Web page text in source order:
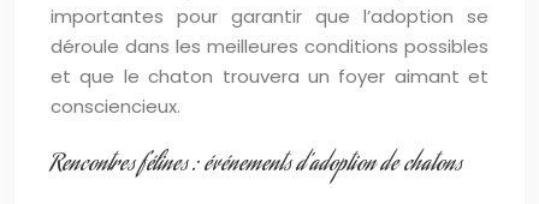
importantes pour garantir que l’adoption se
déroule dans les meilleures conditions possibles
et que le chaton trouvera un foyer aimant et
consciencieux.
Rencontres félines : événements d’adoption de chatons